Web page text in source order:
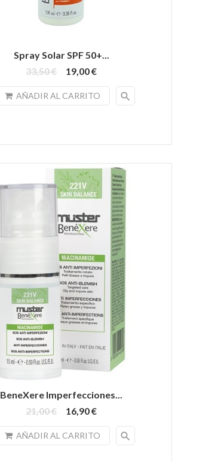
Spray Solar SPF 50+...
33,50 €
19,00 €
AÑADIR AL CARRITO search
BeneXere Imperfecciones...
21,00 €
16,90 €
AÑADIR AL CARRITO search